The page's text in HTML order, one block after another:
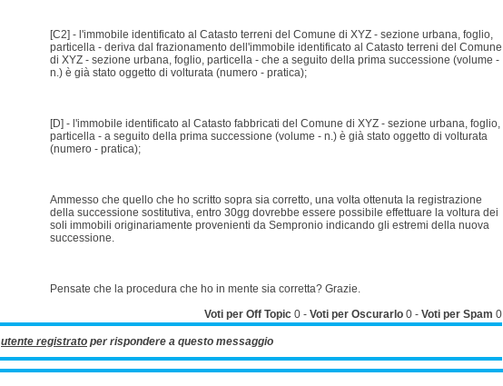
[C2] - l'immobile identificato al Catasto terreni del Comune di XYZ - sezione urbana, foglio,
particella - deriva dal frazionamento dell'immobile identificato al Catasto terreni del Comune
di XYZ - sezione urbana, foglio, particella - che a seguito della prima successione (volume -
n.) è già stato oggetto di volturata (numero - pratica);
[D] - l'immobile identificato al Catasto fabbricati del Comune di XYZ - sezione urbana, foglio,
particella - a seguito della prima successione (volume - n.) è già stato oggetto di volturata
(numero - pratica);
Ammesso che quello che ho scritto sopra sia corretto, una volta ottenuta la registrazione
della successione sostitutiva, entro 30gg dovrebbe essere possibile effettuare la voltura dei
soli immobili originariamente provenienti da Sempronio indicando gli estremi della nuova
successione.
Pensate che la procedura che ho in mente sia corretta? Grazie.
Voti per Off Topic 0 - Voti per Oscurarlo 0 - Voti per Spam 0
utente registrato per rispondere a questo messaggio